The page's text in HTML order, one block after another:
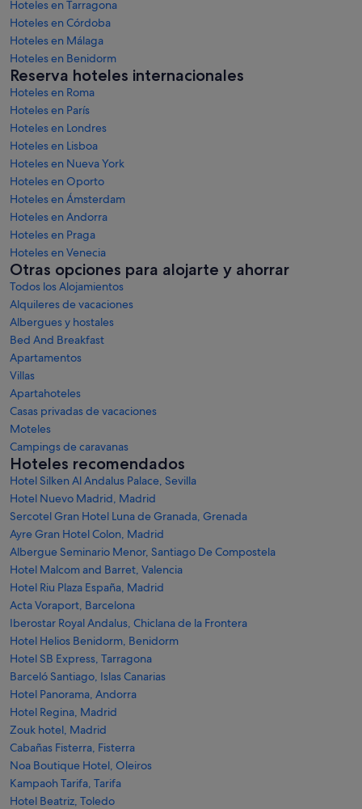
Hoteles en Tarragona
Hoteles en Córdoba
Hoteles en Málaga
Hoteles en Benidorm
Reserva hoteles internacionales
Hoteles en Roma
Hoteles en París
Hoteles en Londres
Hoteles en Lisboa
Hoteles en Nueva York
Hoteles en Oporto
Hoteles en Ámsterdam
Hoteles en Andorra
Hoteles en Praga
Hoteles en Venecia
Otras opciones para alojarte y ahorrar
Todos los Alojamientos
Alquileres de vacaciones
Albergues y hostales
Bed And Breakfast
Apartamentos
Villas
Apartahoteles
Casas privadas de vacaciones
Moteles
Campings de caravanas
Hoteles recomendados
Hotel Silken Al Andalus Palace, Sevilla
Hotel Nuevo Madrid, Madrid
Sercotel Gran Hotel Luna de Granada, Grenada
Ayre Gran Hotel Colon, Madrid
Albergue Seminario Menor, Santiago De Compostela
Hotel Malcom and Barret, Valencia
Hotel Riu Plaza España, Madrid
Acta Voraport, Barcelona
Iberostar Royal Andalus, Chiclana de la Frontera
Hotel Helios Benidorm, Benidorm
Hotel SB Express, Tarragona
Barceló Santiago, Islas Canarias
Hotel Panorama, Andorra
Hotel Regina, Madrid
Zouk hotel, Madrid
Cabañas Fisterra, Fisterra
Noa Boutique Hotel, Oleiros
Kampaoh Tarifa, Tarifa
Hotel Beatriz, Toledo